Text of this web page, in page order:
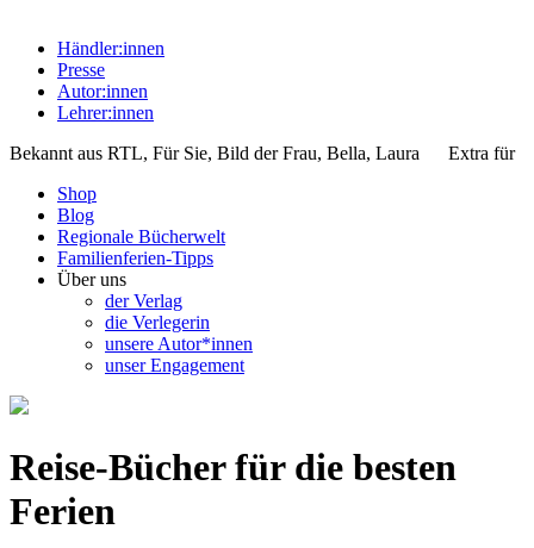
Händler:innen
Presse
Autor:innen
Lehrer:innen
Bekannt aus RTL, Für Sie, Bild der Frau, Bella, Laura Extra für
Shop
Blog
Regionale Bücherwelt
Familienferien-Tipps
Über uns
der Verlag
die Verlegerin
unsere Autor*innen
unser Engagement
Reise-Bücher für die besten
Ferien